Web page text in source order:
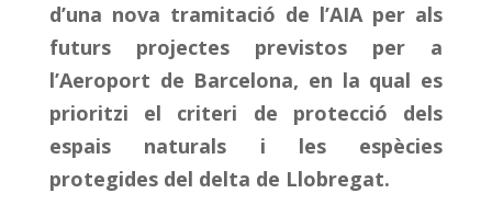
d’una nova tramitació de l’AIA per als
futurs projectes previstos per a
l’Aeroport de Barcelona, en la qual es
prioritzi el criteri de protecció dels
espais naturals i les espècies
protegides del delta de Llobregat.